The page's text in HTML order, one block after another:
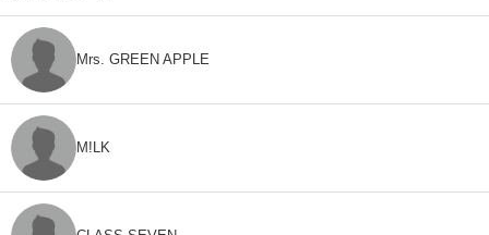
Mrs. GREEN APPLE
M!LK